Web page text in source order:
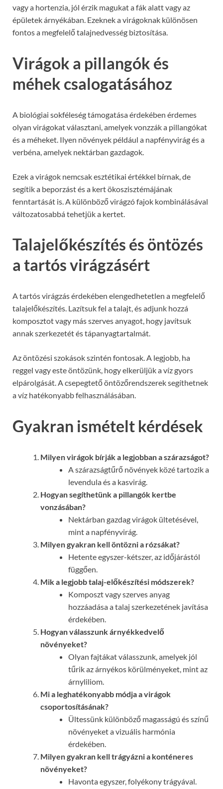
vagy a hortenzia, jól érzik magukat a fák alatt vagy az
épületek árnyékában. Ezeknek a virágoknak különösen
fontos a megfelelő talajnedvesség biztosítása.
Virágok a pillangók és
méhek csalogatásához
A biológiai sokféleség támogatása érdekében érdemes
olyan virágokat választani, amelyek vonzzák a pillangókat
és a méheket. Ilyen növények például a napfényvirág és a
verbéna, amelyek nektárban gazdagok.
Ezek a virágok nemcsak esztétikai értékkel bírnak, de
segítik a beporzást és a kert ökoszisztémájának
fenntartását is. A különböző virágzó fajok kombinálásával
változatosabbá tehetjük a kertet.
Talajelőkészítés és öntözés
a tartós virágzásért
A tartós virágzás érdekében elengedhetetlen a megfelelő
talajelőkészítés. Lazítsuk fel a talajt, és adjunk hozzá
komposztot vagy más szerves anyagot, hogy javítsuk
annak szerkezetét és tápanyagtartalmát.
Az öntözési szokások szintén fontosak. A legjobb, ha
reggel vagy este öntözünk, hogy elkerüljük a víz gyors
elpárolgását. A csepegtető öntözőrendszerek segíthetnek
a víz hatékonyabb felhasználásában.
Gyakran ismételt kérdések
Milyen virágok bírják a legjobban a szárazságot?
A szárazságtűrő növények közé tartozik a
levendula és a kasvirág.
Hogyan segíthetünk a pillangók kertbe
vonzásában?
Nektárban gazdag virágok ültetésével,
mint a napfényvirág.
Milyen gyakran kell öntözni a rózsákat?
Hetente egyszer-kétszer, az időjárástól
függően.
Mik a legjobb talaj-előkészítési módszerek?
Komposzt vagy szerves anyag
hozzáadása a talaj szerkezetének javítása
érdekében.
Hogyan válasszunk árnyékkedvelő
növényeket?
Olyan fajtákat válasszunk, amelyek jól
tűrik az árnyékos körülményeket, mint az
árnyliliom.
Mi a leghatékonyabb módja a virágok
csoportosításának?
Ültessünk különböző magasságú és színű
növényeket a vizuális harmónia
érdekében.
Milyen gyakran kell trágyázni a konténeres
növényeket?
Havonta egyszer, folyékony trágyával.